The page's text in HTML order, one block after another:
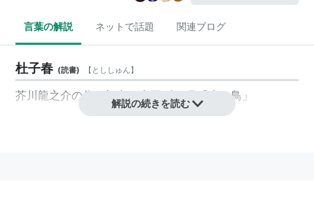
言葉の解説 ネットで話題 関連ブログ
杜子春 (読書) 【 とししゅん】
芥川龍之介の作。初出：大正9年7月「赤い鳥」
解説の続きを読む